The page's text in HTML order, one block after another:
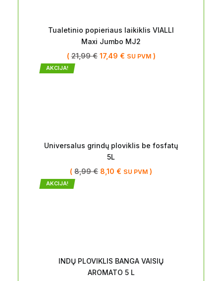
Tualetinio popieriaus laikiklis VIALLI
Maxi Jumbo MJ2
(21,99€ 17,49 € SU PVM)
Universalus grindų ploviklis be fosfatų
5L
( 8,99€ 8,10 € SU PVM )
AKCIJA!
INDŲ PLOVIKLIS BANGA VAISIŲ
AROMATO 5 L
AKCIJA!